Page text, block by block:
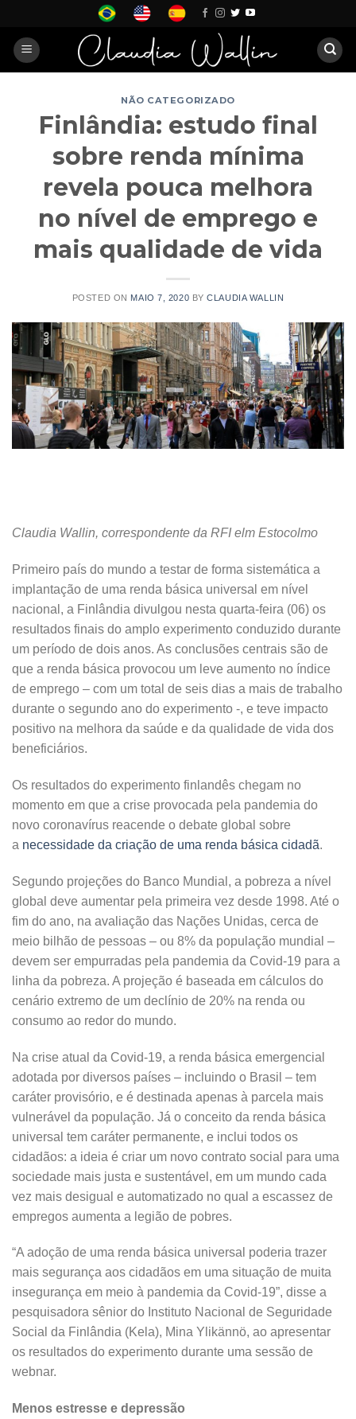
content
NÃO CATEGORIZADO
Finlândia: estudo final
sobre renda mínima
revela pouca melhora
no nível de emprego e
mais qualidade de vida
POSTED ON MAIO 7, 2020 BYCLAUDIA WALLIN
Claudia Wallin, correspondente da RFI elm Estocolmo
Primeiro país do mundo a testar de forma sistemática a
implantação de uma renda básica universal em nível
nacional, a Finlândia divulgou nesta quarta-feira (06) os
resultados finais do amplo experimento conduzido durante
um período de dois anos. As conclusões centrais são de
que a renda básica provocou um leve aumento no índice
de emprego – com um total de seis dias a mais de trabalho
durante o segundo ano do experimento -, e teve impacto
positivo na melhora da saúde e da qualidade de vida dos
beneficiários.
Os resultados do experimento finlandês chegam no
momento em que a crise provocada pela pandemia do
novo coronavírus reacende o debate global sobre
a necessidade da criação de uma renda básica cidadã.
Segundo projeções do Banco Mundial, a pobreza a nível
global deve aumentar pela primeira vez desde 1998. Até o
fim do ano, na avaliação das Nações Unidas, cerca de
meio bilhão de pessoas – ou 8% da população mundial –
devem ser empurradas pela pandemia da Covid-19 para a
linha da pobreza. A projeção é baseada em cálculos do
cenário extremo de um declínio de 20% na renda ou
consumo ao redor do mundo.
Na crise atual da Covid-19, a renda básica emergencial
adotada por diversos países – incluindo o Brasil – tem
caráter provisório, e é destinada apenas à parcela mais
vulnerável da população. Já o conceito da renda básica
universal tem caráter permanente, e inclui todos os
cidadãos: a ideia é criar um novo contrato social para uma
sociedade mais justa e sustentável, em um mundo cada
vez mais desigual e automatizado no qual a escassez de
empregos aumenta a legião de pobres.
“A adoção de uma renda básica universal poderia trazer
mais segurança aos cidadãos em uma situação de muita
insegurança em meio à pandemia da Covid-19”, disse a
pesquisadora sênior do Instituto Nacional de Seguridade
Social da Finlândia (Kela), Mina Ylikännö, ao apresentar
os resultados do experimento durante uma sessão de
webnar.
Menos estresse e depressão